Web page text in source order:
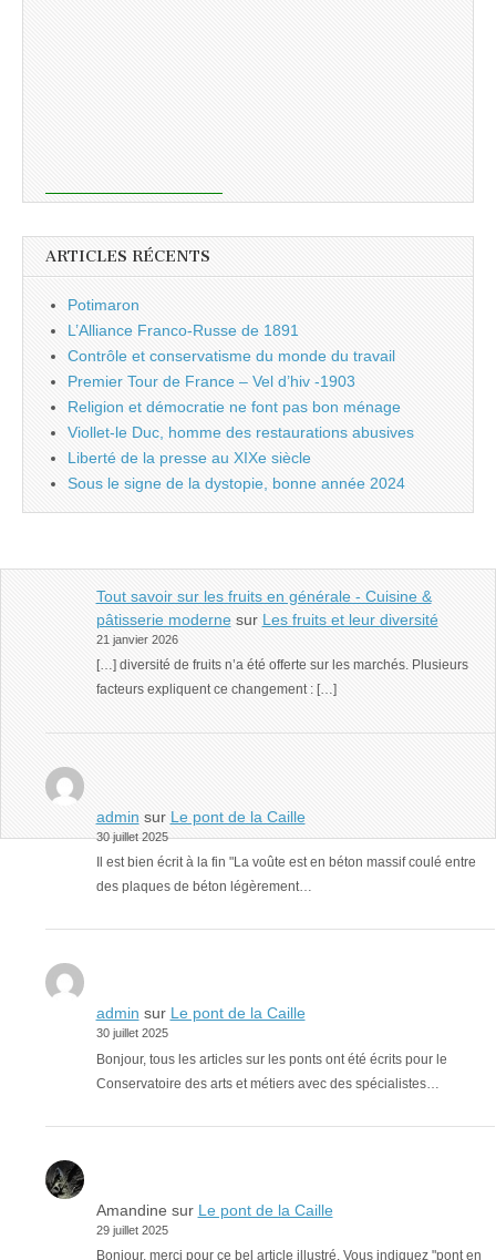
ARTICLES RÉCENTS
Potimaron
L’Alliance Franco-Russe de 1891
Contrôle et conservatisme du monde du travail
Premier Tour de France – Vel d’hiv -1903
Religion et démocratie ne font pas bon ménage
Viollet-le Duc, homme des restaurations abusives
Liberté de la presse au XIXe siècle
Sous le signe de la dystopie, bonne année 2024
Tout savoir sur les fruits en générale - Cuisine &
pâtisserie modernesur Les fruits et leur diversité
21 janvier 2026
[…] diversité de fruits n’a été offerte sur les marchés. Plusieurs
facteurs expliquent ce changement : […]
admin sur Le pont de la Caille
30 juillet 2025
Il est bien écrit à la fin "La voûte est en béton massif coulé entre
des plaques de béton légèrement…
admin sur Le pont de la Caille
30 juillet 2025
Bonjour, tous les articles sur les ponts ont été écrits pour le
Conservatoire des arts et métiers avec des spécialistes…
Amandine sur Le pont de la Caille
29 juillet 2025
Bonjour, merci pour ce bel article illustré. Vous indiquez "pont en